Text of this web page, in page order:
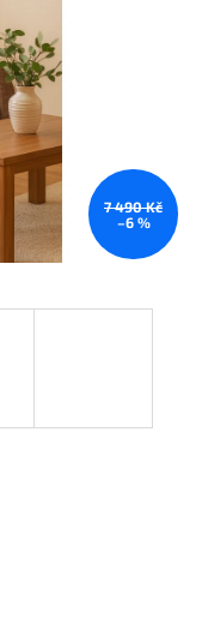
7 490 Kč
–6 %